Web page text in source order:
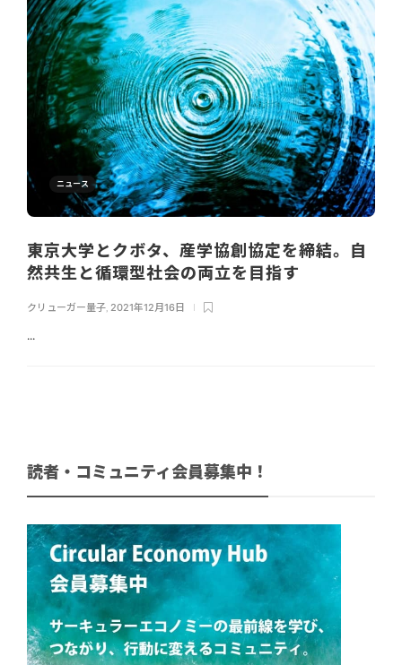
ニュース
東京大学とクボタ、産学協創協定を締結。自
然共生と循環型社会の両立を目指す
クリューガー量子, 2021年12月16日
...
読者・コミュニティ会員募集中！